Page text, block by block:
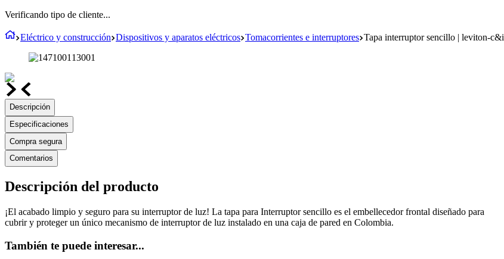
Verificando tipo de cliente...
Eléctrico y construcción Dispositivos y aparatos eléctricos Tomacorrientes e interruptores Tapa interruptor sencillo | leviton-c&i
Descripción
Especificaciones
Compra segura
Comentarios
Descripción del producto
¡El acabado limpio y seguro para su interruptor de luz! La tapa para Interruptor sencillo es el embellecedor frontal diseñado para
cubrir y proteger un único mecanismo de interruptor de luz instalado en una caja de pared en Colombia.
También te puede interesar...